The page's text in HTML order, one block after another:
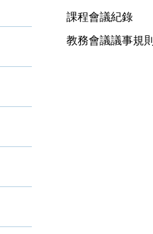
課程會議紀錄
教務會議議事規則